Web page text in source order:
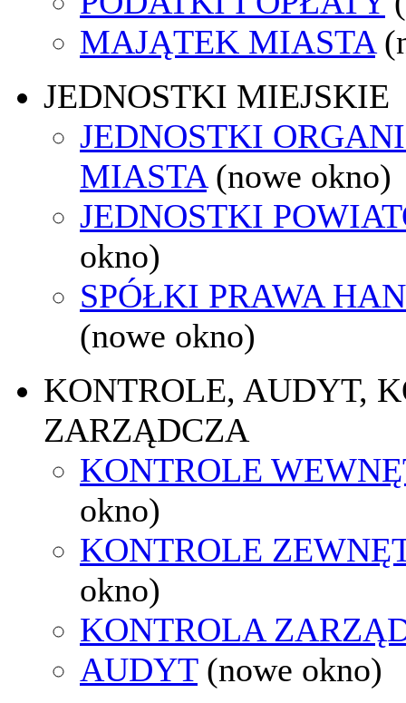
MAJĄTEK MIASTA
JEDNOSTKI MIEJSKIE
JEDNOSTKI
MIASTA (nowe okno)
JEDNOSTKI
okno)
SPÓŁKI PRAWA
(nowe okno)
KONTROLE, AUDYT,
ZARZĄDCZA
KONTROLE
okno)
KONTROLE
okno)
KONTROLA
AUDYT (nowe okno)